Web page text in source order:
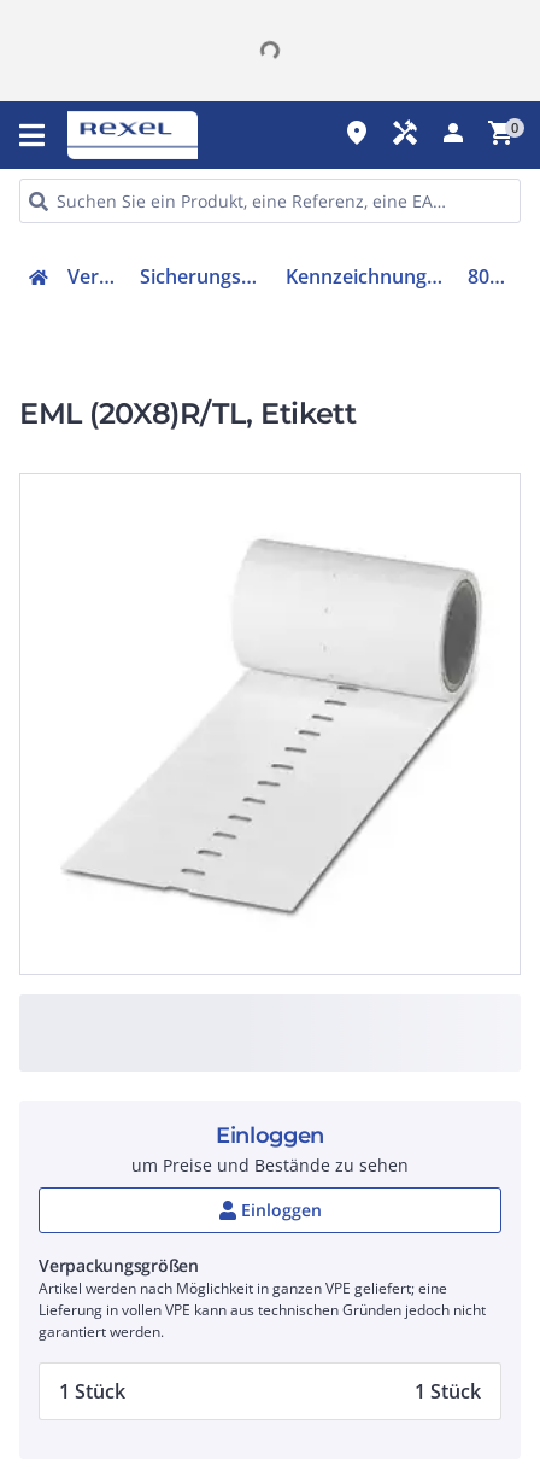
place handyman person shopping_cart0
Verteiler Sicherungsmaterial Kennzeichnungsmaterial 802999
EML (20X8)R/TL, Etikett
Einloggen
um Preise und Bestände zu sehen
Einloggen
Verpackungsgrößen
Artikel werden nach Möglichkeit in ganzen VPE geliefert; eine
Lieferung in vollen VPE kann aus technischen Gründen jedoch nicht
garantiert werden.
1 Stück 1 Stück